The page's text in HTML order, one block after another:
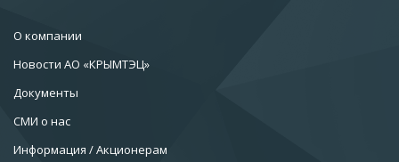
О компании
Новости АО «КРЫМТЭЦ»
Документы
СМИ о нас
Информация / Акционерам